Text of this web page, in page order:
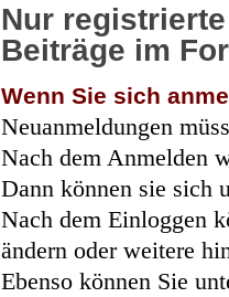
Nur
Beiträge im
Wenn Sie sich
Neuanmeldungen
Nach dem Anmelden
Dann können sie sich
Nach dem Einloggen
ändern oder weitere
Ebenso können Sie